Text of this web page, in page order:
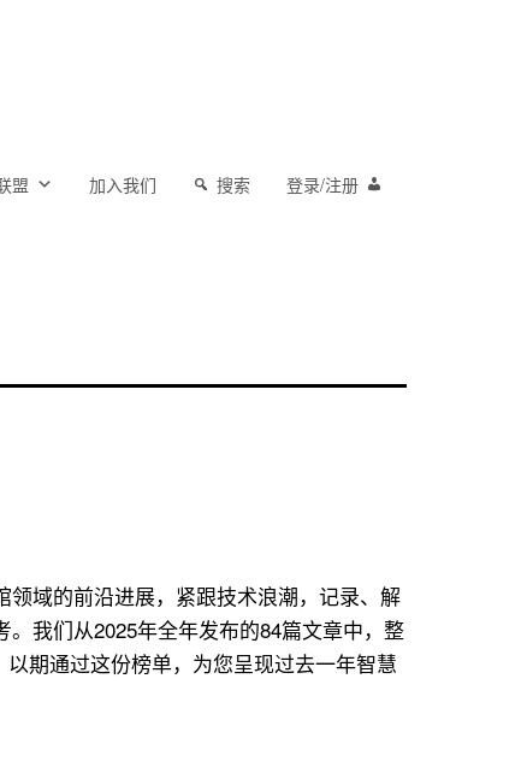
盟 加入我们 搜索 登录/注册
领域的前沿进展，紧跟技术浪潮，记录、解
我们从2025年全年发布的84篇文章中，整
以期通过这份榜单，为您呈现过去一年智慧